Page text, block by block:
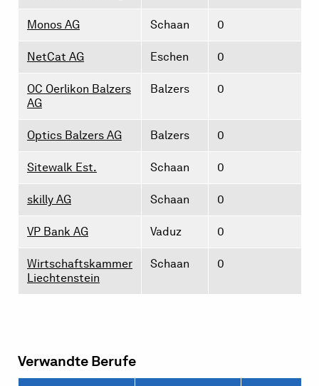
Monos AG Schaan 0
NetCat AG Eschen 0
OC Oerlikon Balzers
AG
Balzers 0
Optics Balzers AG Balzers 0
Sitewalk Est. Schaan 0
skilly AG Schaan 0
VP Bank AG Vaduz 0
Wirtschaftskammer
Liechtenstein
Schaan 0
Verwandte Berufe